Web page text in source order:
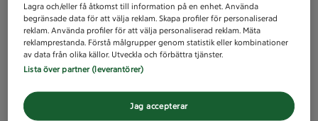
Lagra och/eller få åtkomst till information på en enhet. Använda
begränsade data för att välja reklam. Skapa profiler för personaliserad
reklam. Använda profiler för att välja personaliserad reklam. Mäta
reklamprestanda. Förstå målgrupper genom statistik eller kombinationer
av data från olika källor. Utveckla och förbättra tjänster.
Lista över partner (leverantörer)
Jag accepterar